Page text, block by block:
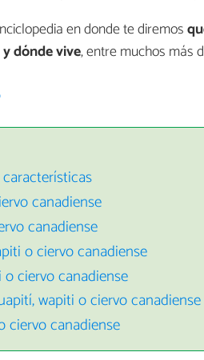
en donde te diremos
dónde vive, entre muchos más
canadiense
canadiense
o ciervo canadiense
ciervo canadiense
wapiti o ciervo canadiense
ciervo canadiense